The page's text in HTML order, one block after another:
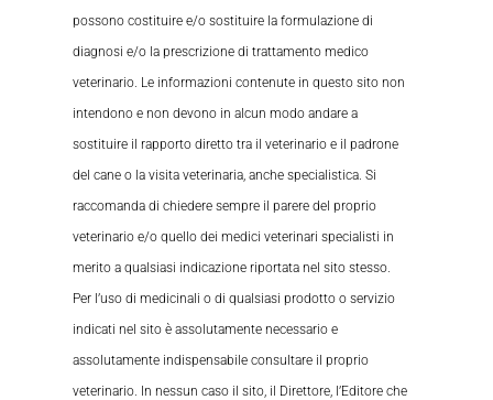
possono costituire e/o sostituire la formulazione di
diagnosi e/o la prescrizione di trattamento medico
veterinario. Le informazioni contenute in questo sito non
intendono e non devono in alcun modo andare a
sostituire il rapporto diretto tra il veterinario e il padrone
del cane o la visita veterinaria, anche specialistica. Si
raccomanda di chiedere sempre il parere del proprio
veterinario e/o quello dei medici veterinari specialisti in
merito a qualsiasi indicazione riportata nel sito stesso.
Per l’uso di medicinali o di qualsiasi prodotto o servizio
indicati nel sito è assolutamente necessario e
assolutamente indispensabile consultare il proprio
veterinario. In nessun caso il sito, il Direttore, l’Editore che